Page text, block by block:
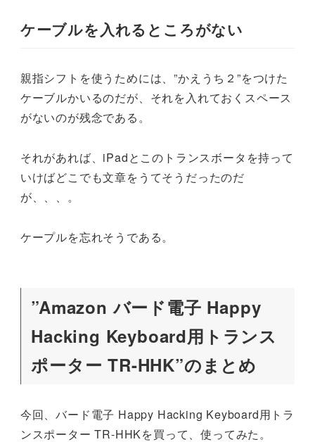
ケーブルを入れるところがない
親指シフトを使うためには、”かえうち２”をつけた
ケーブルかいるのだが、それを入れておくスペース
がないのが残念である。
それがあれば、iPadとこのトランスボータを持って
いけばどこでも文章をうてそうだったのだ
が、、、。
ケープルを忘れそうである。
”Amazon バード電子 Happy
Hacking Keyboard用トランス
ポーター TR-HHK”のまとめ
今回、バード電子 Happy Hacking Keyboard用トラ
ンスポーター TR-HHKを買って、使ってみた。